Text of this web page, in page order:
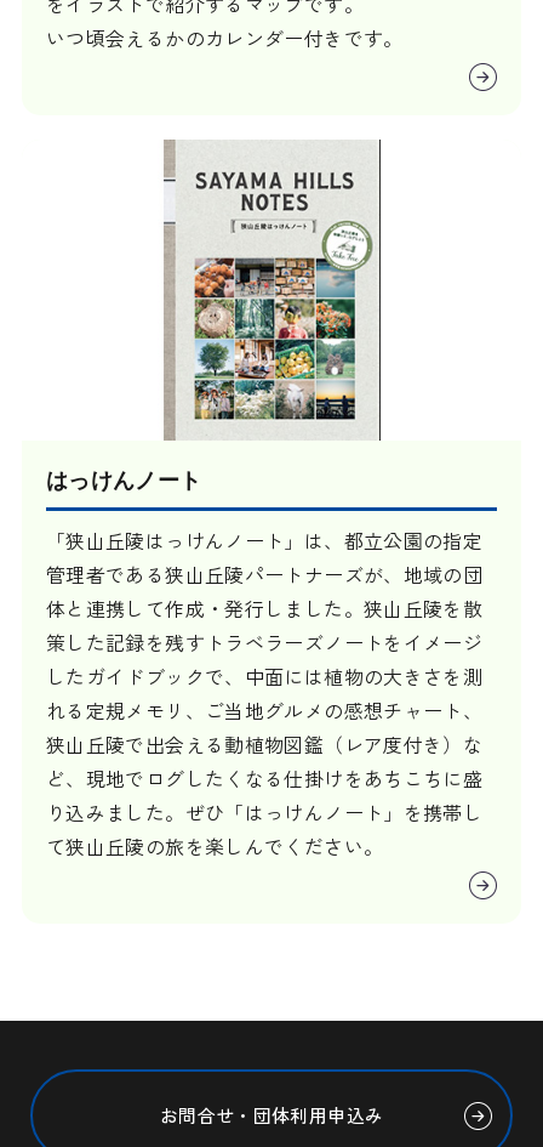
いつ頃会えるかのカレンダー付きです。
はっけんノート
「狭山丘陵はっけんノート」は、都立公園の指定
管理者である狭山丘陵パートナーズが、地域の団
体と連携して作成・発行しました。狭山丘陵を散
策した記録を残すトラベラーズノートをイメージ
したガイドブックで、中面には植物の大きさを測
れる定規メモリ、ご当地グルメの感想チャート、
狭山丘陵で出会える動植物図鑑（レア度付き）な
ど、現地でログしたくなる仕掛けをあちこちに盛
り込みました。ぜひ「はっけんノート」を携帯し
て狭山丘陵の旅を楽しんでください。
お問合せ・団体利用申込み